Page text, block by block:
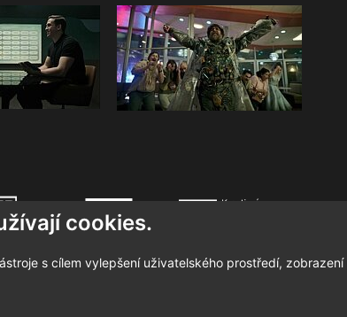
cookies.
s cílem vylepšení uživatelského prostředí,